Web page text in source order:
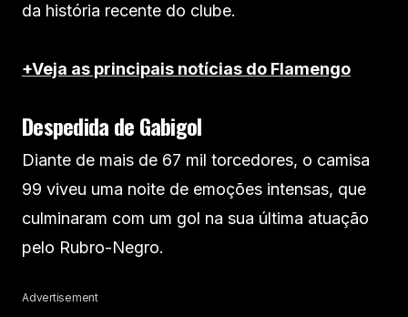
da história recente do clube.
+Veja as principais notícias do Flamengo
Despedida de Gabigol
Diante de mais de 67 mil torcedores, o camisa
99 viveu uma noite de emoções intensas, que
culminaram com um gol na sua última atuação
pelo Rubro-Negro.
Advertisement